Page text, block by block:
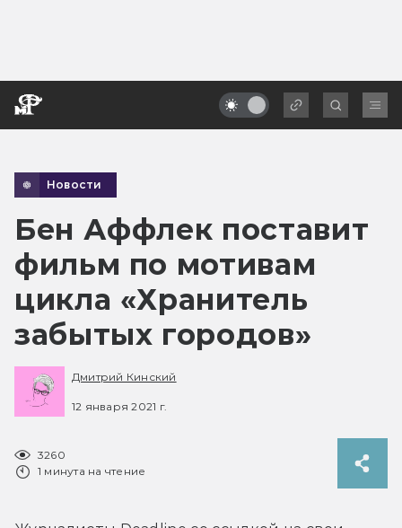
Новости
Бен Аффлек поставит
фильм по мотивам
цикла «Хранитель
забытых городов»
Дмитрий Кинский
12 января 2021 г.
3260
1 минута на чтение